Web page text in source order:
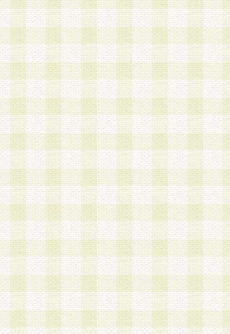
人を識別できる情報について第三者に開示または
社は事前に会員本人の同意を得るものとします。
3.前項の定めに拘わらず、当社は、以下の目的に
意を 得ることなく、会員個人を識別できる情報
づき選定した委託業者に対して当社の責任におい
できるものとします。な お、当社は、当該委託
契約を締結しこれを遵守させるとともに、本規約
の注意をもって当該情報を使用させるものとし ま
a.本サービスに係る謝礼、景品、調査サンプル品
b.会員からの電話、メール等の問い合わせなどへ
c.モバイルリサーチ、またはグループ形式による
実施もしくは運営
d.その他これらに付随する業務
4.会員は、住所、電話番号その他の登録情報につ
合は、速やかに当社所定の変更手続きを行うもの
5.当社は、必要と認めた場合、会員に対して、電
手段により登録情報の対象者が会員登録者本人で
の内容が正確であること、アンケートの回答内容
うことができるものとます。
6.会員は、会員登録後当社が定期的に行う登録情
して、当社指定の期間内に更新手続きを行うもの
該期間内に更新手続きを行わない場合、その時点
発行したポイントは失効されるものとします。